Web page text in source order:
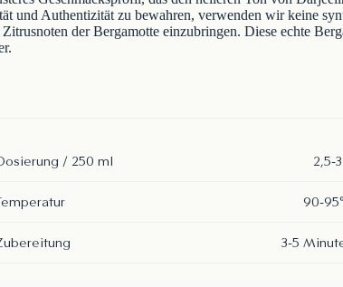
und Authentizität zu bewahren, verwenden wir keine
der Bergamotte einzubringen. Diese echte
/ 250 ml 2,5-
90-
3-5